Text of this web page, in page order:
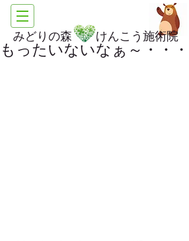
みどりの森 けんこう施術院
もったいないなぁ～・・・